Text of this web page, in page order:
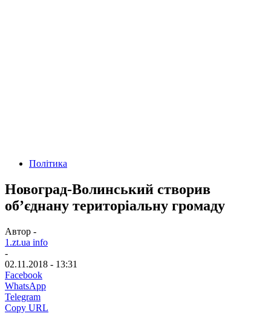
Політика
Новоград-Волинський створив
об’єднану територіальну громаду
Автор -
1.zt.ua info
-
02.11.2018 - 13:31
Facebook
WhatsApp
Telegram
Copy URL